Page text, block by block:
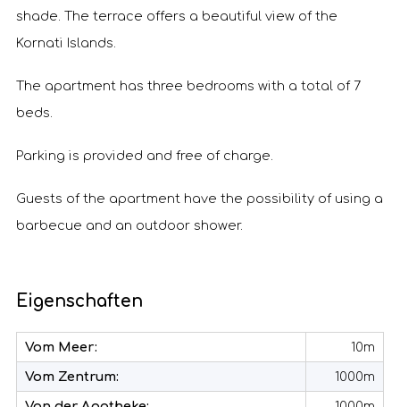
shade. The terrace offers a beautiful view of the
Kornati Islands.
The apartment has three bedrooms with a total of 7
beds.
Parking is provided and free of charge.
Guests of the apartment have the possibility of using a
barbecue and an outdoor shower.
Eigenschaften
Vom Meer: 10m
Vom Zentrum: 1000m